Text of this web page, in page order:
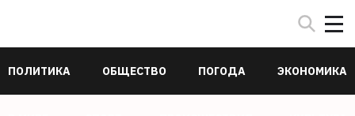
ПОЛИТИКА ОБЩЕСТВО ПОГОДА ЭКОНОМИКА